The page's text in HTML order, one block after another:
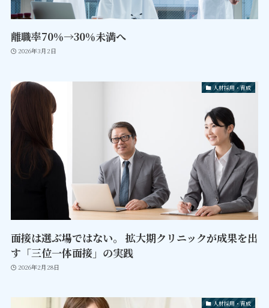
離職率70％→30％未満へ
2026年3月2日
人材採用・育成
面接は選ぶ場ではない。 拡大期クリニックが成果を出
す「三位一体面接」の実践
2026年2月28日
人材採用・育成